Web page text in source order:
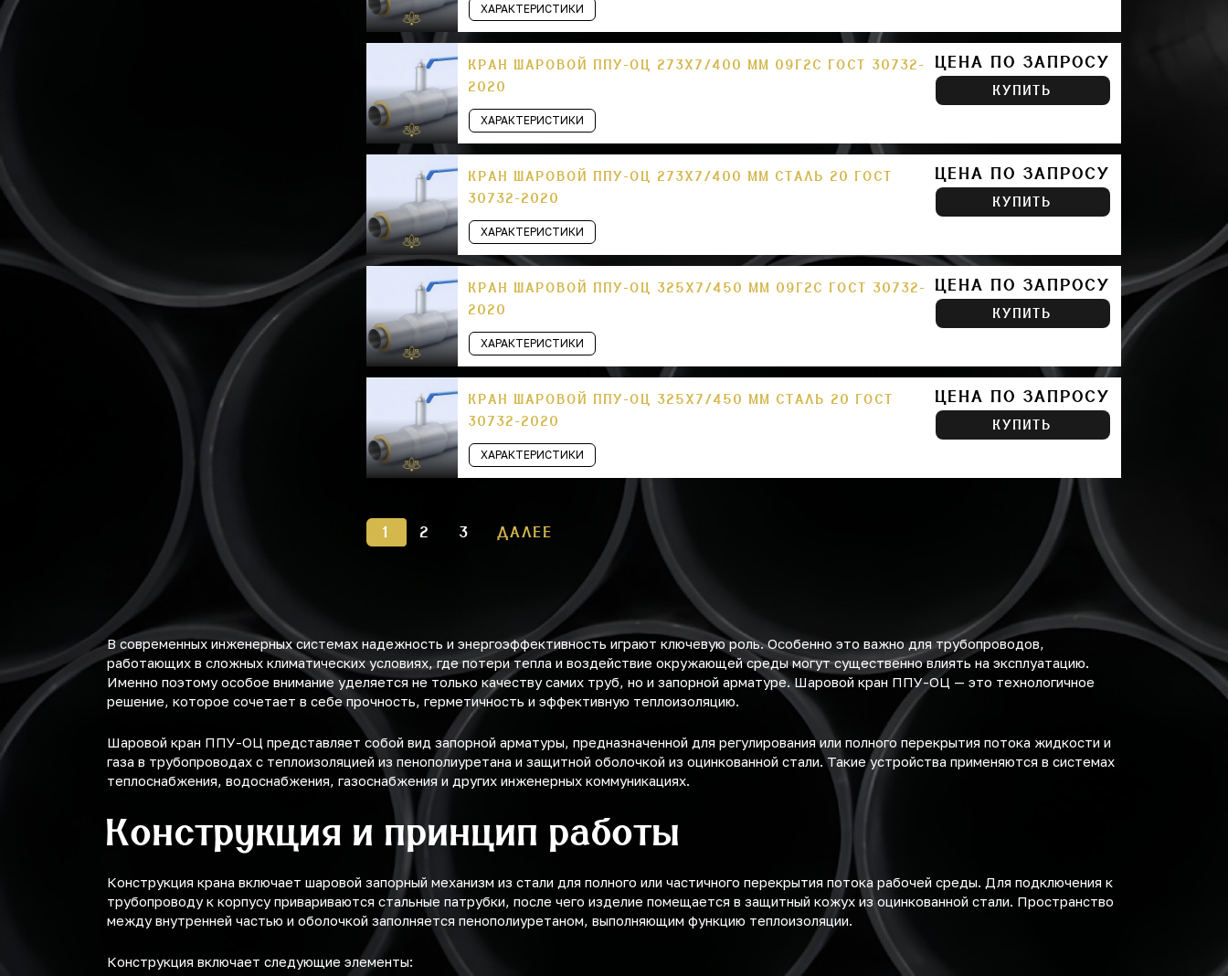
ХАРАКТЕРИСТИКИ
КРАН ШАРОВОЙ ППУ-ОЦ 273Х7/400 ММ 09Г2С ГОСТ 30732-
2020
ХАРАКТЕРИСТИКИ
ЦЕНА ПО ЗАПРОСУ
КУПИТЬ
КРАН ШАРОВОЙ ППУ-ОЦ 273Х7/400 ММ СТАЛЬ 20 ГОСТ
30732-2020
ХАРАКТЕРИСТИКИ
ЦЕНА ПО ЗАПРОСУ
КУПИТЬ
КРАН ШАРОВОЙ ППУ-ОЦ 325Х7/450 ММ 09Г2С ГОСТ 30732-
2020
ХАРАКТЕРИСТИКИ
ЦЕНА ПО ЗАПРОСУ
КУПИТЬ
КРАН ШАРОВОЙ ППУ-ОЦ 325Х7/450 ММ СТАЛЬ 20 ГОСТ
30732-2020
ХАРАКТЕРИСТИКИ
ЦЕНА ПО ЗАПРОСУ
КУПИТЬ
1 2 3 ДАЛЕЕ
В современных инженерных системах надежность и энергоэффективность играют ключевую роль. Особенно это важно для трубопроводов,
работающих в сложных климатических условиях, где потери тепла и воздействие окружающей среды могут существенно влиять на эксплуатацию.
Именно поэтому особое внимание уделяется не только качеству самих труб, но и запорной арматуре. Шаровой кран ППУ-ОЦ — это технологичное
решение, которое сочетает в себе прочность, герметичность и эффективную теплоизоляцию.
Шаровой кран ППУ-ОЦ представляет собой вид запорной арматуры, предназначенной для регулирования или полного перекрытия потока жидкости и
газа в трубопроводах с теплоизоляцией из пенополиуретана и защитной оболочкой из оцинкованной стали. Такие устройства применяются в системах
теплоснабжения, водоснабжения, газоснабжения и других инженерных коммуникациях.
Конструкция и принцип работы
Конструкция крана включает шаровой запорный механизм из стали для полного или частичного перекрытия потока рабочей среды. Для подключения к
трубопроводу к корпусу привариваются стальные патрубки, после чего изделие помещается в защитный кожух из оцинкованной стали. Пространство
между внутренней частью и оболочкой заполняется пенополиуретаном, выполняющим функцию теплоизоляции.
Конструкция включает следующие элементы: